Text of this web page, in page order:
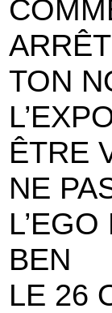
TON
ÊTRE
NE
BEN
LE 26